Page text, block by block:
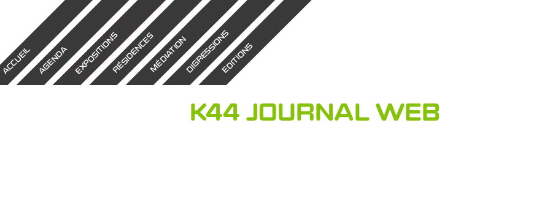
ACCUEILAGENDAEXPOSITIONSRÉSIDENCESMÉDIATIONDIGRESSIONSEDITIONS
K44 JOURNAL WEB